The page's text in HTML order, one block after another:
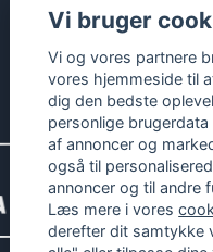
Cookies
Vi bruger
Vi og vores partnere
vores hjemmeside til
dig den bedste
personlige
af annoncer og
også til
annoncer og til andre
Læs mere i vores
derefter dit samtykke